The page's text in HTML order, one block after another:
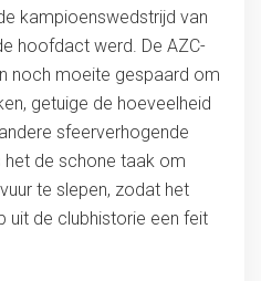
kampioenswedstrijd van
hoofdact werd. De AZC-
noch moeite gespaard om
getuige de hoeveelheid
sfeerverhogende
het de schone taak om
te slepen, zodat het
uit de clubhistorie een feit